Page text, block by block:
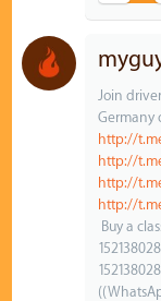
Join
Germany
http://
http://
http://
http://
Buy a